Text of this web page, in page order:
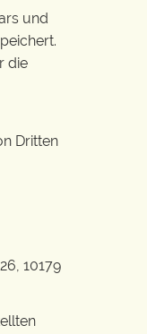
und
die
Dritten
10179